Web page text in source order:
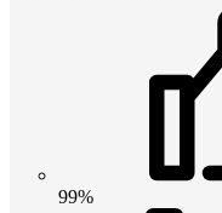
99%